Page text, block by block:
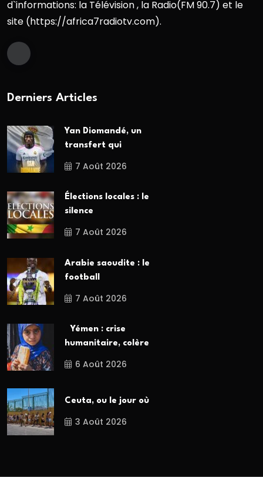
d`informations: la Télévision , la Radio(FM 90.7) et le
site (https://africa7radiotv.com).
Derniers Articles
Yan Diomandé, un
transfert qui
7 Août 2026
Élections locales : le
silence
7 Août 2026
Arabie saoudite : le
football
7 Août 2026
Yémen : crise
humanitaire, colère
6 Août 2026
Ceuta, ou le jour où
3 Août 2026